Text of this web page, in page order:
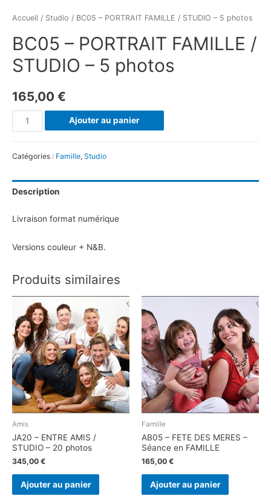
Accueil / Studio / BC05 – PORTRAIT FAMILLE / STUDIO – 5 photos
BC05 – PORTRAIT FAMILLE /
STUDIO – 5 photos
165,00 €
quantité
de
FAMILLE
STUDIO
5
Ajouter au panier
Catégories : Famille, Studio
Description
Livraison format numérique
Versions couleur + N&B.
Produits similaires
Amis
JA20 – ENTRE AMIS /
STUDIO – 20 photos
345,00 €
Ajouter au panier
Famille
AB05 – FETE DES MERES –
Séance en FAMILLE
165,00 €
Ajouter au panier